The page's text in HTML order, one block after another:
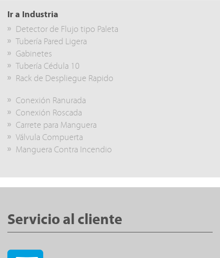
Ir a Industria
Detector de Flujo tipo Paleta
Tubería Pared Ligera
Gabinetes
Tubería Cédula 10
Rack de Despliegue Rapido
Conexión Ranurada
Conexión Roscada
Carrete para Manguera
Válvula Compuerta
Manguera Contra Incendio
Servicio al cliente